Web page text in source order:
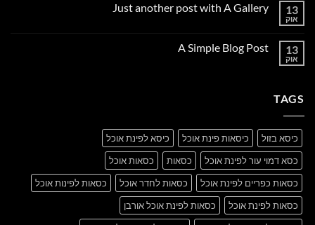
Welcome
13
אוק
Just another post with A Gallery
Just
13
אוק
A Simple Blog Post
TAGS
כיסא בזול כיסאות פינת אוכל
כיסא לפינת אוכל
כסא דמוי עור לפינת אוכל
כסאות
כסאות אוכל
כסאות כפריים לפינת אוכל
כסאות לחדר אוכל
כסאות לפינות אוכל
כסאות לפינת אוכל
כסאות לפינת אוכל אורבן